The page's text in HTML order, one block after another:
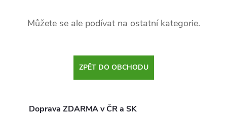
Můžete se ale podívat na ostatní kategorie.
ZPĚT DO OBCHODU
Doprava ZDARMA v ČR a SK